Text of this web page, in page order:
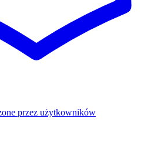
przez użytkowników